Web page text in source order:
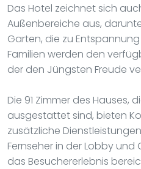
Das Hotel zeichnet sich
Außenbereiche aus,
Garten, die zu
Familien werden den
der den Jüngsten Freude
Die 91 Zimmer des Hauses,
ausgestattet sind, bieten
zusätzliche
Fernseher in der Lobby
das Besuchererlebnis